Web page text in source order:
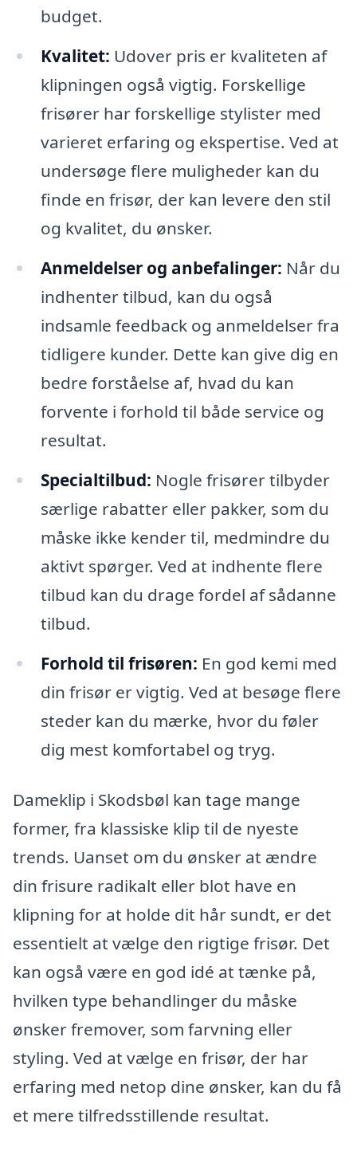
budget.
Kvalitet: Udover pris er kvaliteten af
klipningen også vigtig. Forskellige
frisører har forskellige stylister med
varieret erfaring og ekspertise. Ved at
undersøge flere muligheder kan du
finde en frisør, der kan levere den stil
og kvalitet, du ønsker.
Anmeldelser og anbefalinger: Når du
indhenter tilbud, kan du også
indsamle feedback og anmeldelser fra
tidligere kunder. Dette kan give dig en
bedre forståelse af, hvad du kan
forvente i forhold til både service og
resultat.
Specialtilbud: Nogle frisører tilbyder
særlige rabatter eller pakker, som du
måske ikke kender til, medmindre du
aktivt spørger. Ved at indhente flere
tilbud kan du drage fordel af sådanne
tilbud.
Forhold til frisøren: En god kemi med
din frisør er vigtig. Ved at besøge flere
steder kan du mærke, hvor du føler
dig mest komfortabel og tryg.
Dameklip i Skodsbøl kan tage mange
former, fra klassiske klip til de nyeste
trends. Uanset om du ønsker at ændre
din frisure radikalt eller blot have en
klipning for at holde dit hår sundt, er det
essentielt at vælge den rigtige frisør. Det
kan også være en god idé at tænke på,
hvilken type behandlinger du måske
ønsker fremover, som farvning eller
styling. Ved at vælge en frisør, der har
erfaring med netop dine ønsker, kan du få
et mere tilfredsstillende resultat.